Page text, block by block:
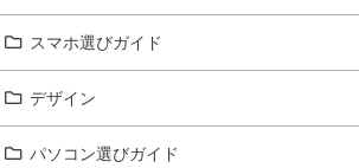
スマホ選びガイド
デザイン
パソコン選びガイド